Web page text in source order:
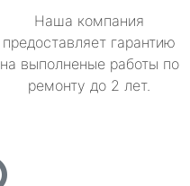
Наша компания
предоставляет гарантию
на выполненые работы по
ремонту до 2 лет.